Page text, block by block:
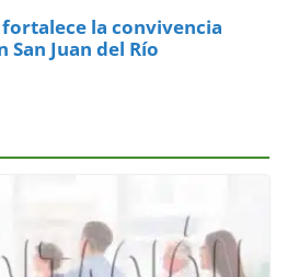
fortalece la convivencia
Juan del Río